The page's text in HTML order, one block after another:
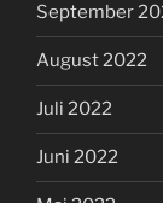
September
August 2022
Juli 2022
Juni 2022